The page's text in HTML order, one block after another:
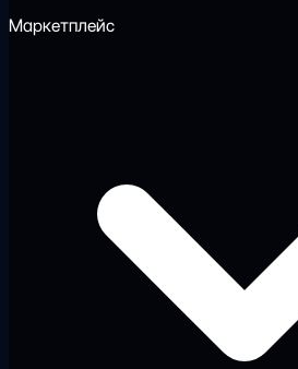
Маркетплейс